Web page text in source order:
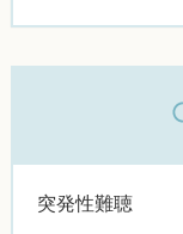
突発性難聴